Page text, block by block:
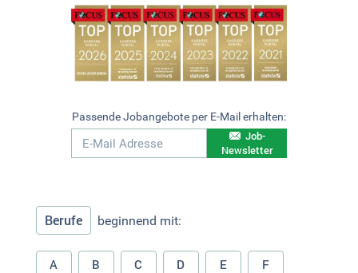
Passende Jobangebote per E-Mail erhalten:
Job-
Newsletter
Berufe beginnend mit:
A B C D E F